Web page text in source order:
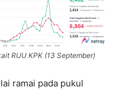
RUU KPK (13 September)
ramai pada pukul